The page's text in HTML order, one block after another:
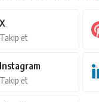
X
Takip et
Instagram
Takip et